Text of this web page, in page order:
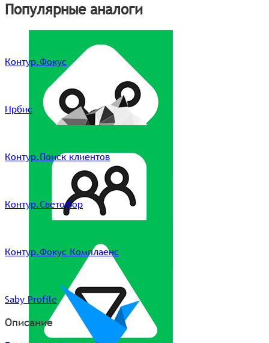
Популярные аналоги
Контур.Фокус
Ирбис
Контур.Поиск клиентов
Контур.Светофор
Контур.Фокус Комплаенс
Saby Profile
Описание